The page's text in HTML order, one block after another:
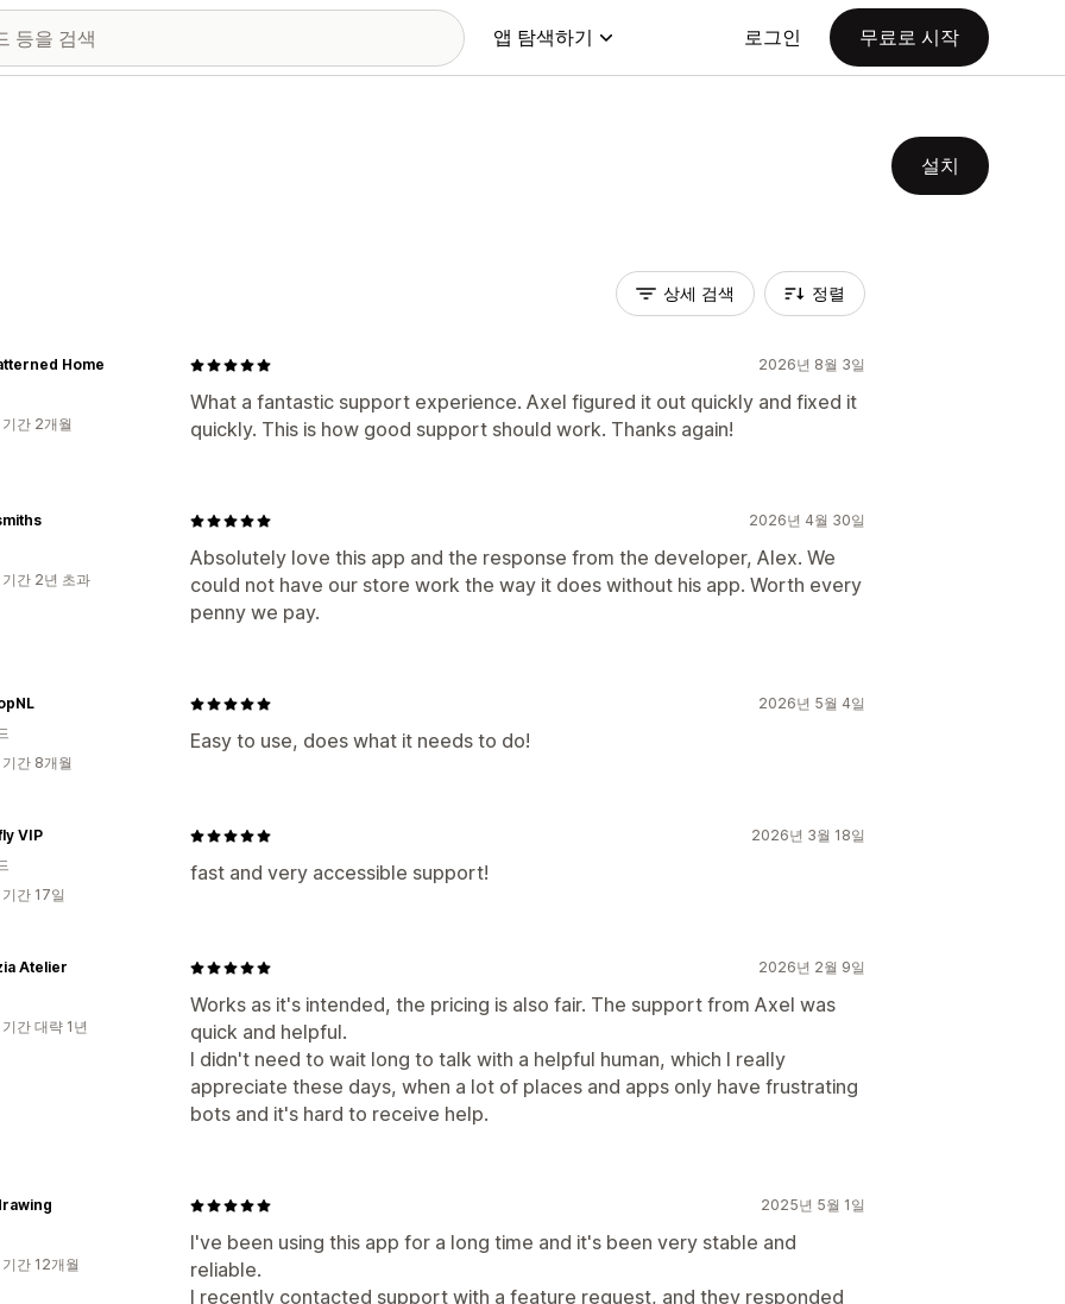
앱 탐색하기 로그인 무료로 시작
설치
상세 검색 정렬
2026년 8월 3일
What a fantastic support experience. Axel figured it out quickly and fixed it
quickly. This is how good support should work. Thanks again!
Home
간 2개월
2026년 4월 30일
Absolutely love this app and the response from the developer, Alex. We
could not have our store work the way it does without his app. Worth every
penny we pay.
간 2년 초과
2026년 5월 4일
Easy to use, does what it needs to do!
간 8개월
2026년 3월 18일
fast and very accessible support!
VIP
간 17일
2026년 2월 9일
Works as it's intended, the pricing is also fair. The support from Axel was
quick and helpful.
I didn't need to wait long to talk with a helpful human, which I really
appreciate these days, when a lot of places and apps only have frustrating
bots and it's hard to receive help.
Atelier
간 대략 1년
2025년 5월 1일
I've been using this app for a long time and it's been very stable and
reliable.
I recently contacted support with a feature request, and they responded
간 12개월